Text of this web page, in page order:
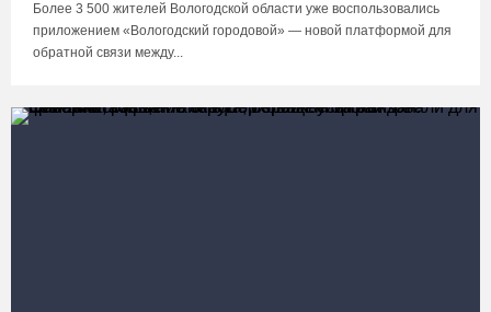
Более 3 500 жителей Вологодской области уже воспользовались
приложением «Вологодский городовой» — новой платформой для
обратной связи между...